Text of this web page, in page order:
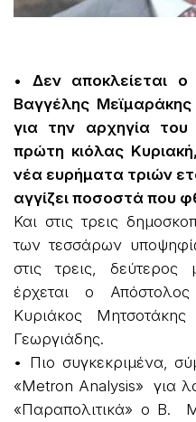
• Δεν αποκλείεται
Βαγγέλης Μεϊμαράκης
για την αρχηγία
πρώτη κιόλας
νέα ευρήματα τριών
αγγίζει ποσοστά που
Και στις τρεις
των τεσσάρων
στις τρεις,
έρχεται ο Απόστολος
Κυριάκος
Γεωργιάδης.
• Πιο συγκεκριμένα,
«Metron Analysis» για
«Παραπολιτικά» ο Β.